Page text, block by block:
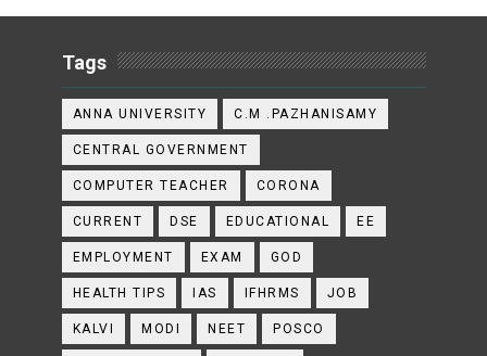
Tags
ANNA UNIVERSITY C.M .PAZHANISAMY
CENTRAL GOVERNMENT
COMPUTER TEACHER CORONA
CURRENT DSE EDUCATIONAL EE
EMPLOYMENT EXAM GOD
HEALTH TIPS IAS IFHRMS JOB
KALVI MODI NEET POSCO